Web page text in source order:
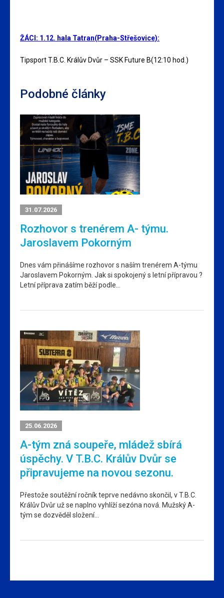
ŽÁCI: 1.12. hala Tatran(Praha-Střešovice):
Tipsport T.B.C. Králův Dvůr – SSK Future B(12:10 hod.)
Podobné články
31.07.2026
Rozhovor s trenérem A- týmu.
Jaroslavem Pokorným
Dnes vám přinášíme rozhovor s naším trenérem A-týmu
Jaroslavem Pokorným. Jak si spokojený s letní přípravou ?
Letní příprava zatím běží podle…
25.06.2026
A-tým zná soupeře, mládež sbírá
úspěchy. V T.B.C. Králův Dvůr se
připravujeme na novou sezonu.
Přestože soutěžní ročník teprve nedávno skončil, v T.B.C.
Králův Dvůr už se naplno vyhlíží sezóna nová. Mužský A-
tým se dozvěděl složení…